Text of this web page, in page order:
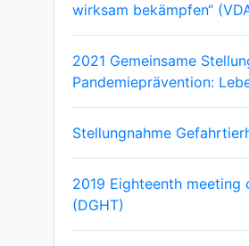
wirksam bekämpfen“
2021 Gemeinsame
Pandemieprävention:
Stellungnahme
2019 Eighteenth
(DGHT)